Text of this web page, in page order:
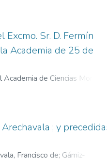
Sr. D. Fermín
Academia de 25 de
Academia de Ciencias Morales y
; y
Francisco de; Gámiz-